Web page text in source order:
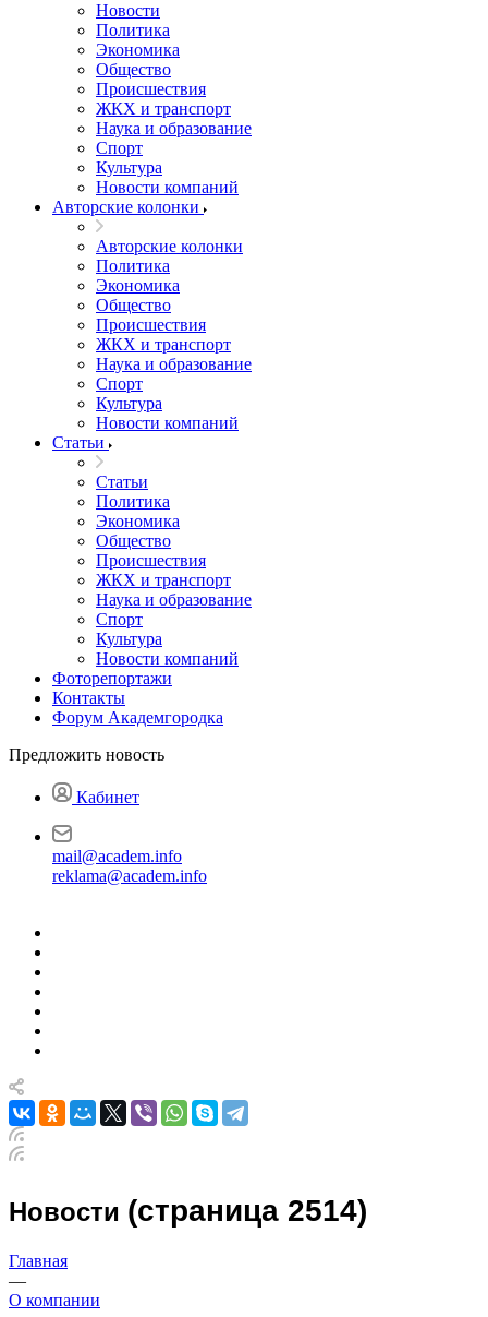
Новости
Политика
Экономика
Общество
Происшествия
ЖКХ и транспорт
Наука и образование
Спорт
Культура
Новости компаний
Авторские колонки
Авторские колонки
Политика
Экономика
Общество
Происшествия
ЖКХ и транспорт
Наука и образование
Спорт
Культура
Новости компаний
Статьи
Статьи
Политика
Экономика
Общество
Происшествия
ЖКХ и транспорт
Наука и образование
Спорт
Культура
Новости компаний
Фоторепортажи
Контакты
Форум Академгородка
Предложить новость
Кабинет
mail@academ.info
reklama@academ.info
Новости (страница 2514)
Главная
—
О компании